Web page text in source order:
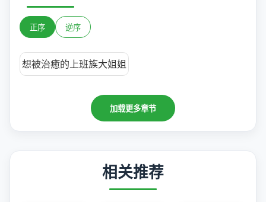
正序 逆序
想被治癒的上班族大姐姐
加载更多章节
相关推荐